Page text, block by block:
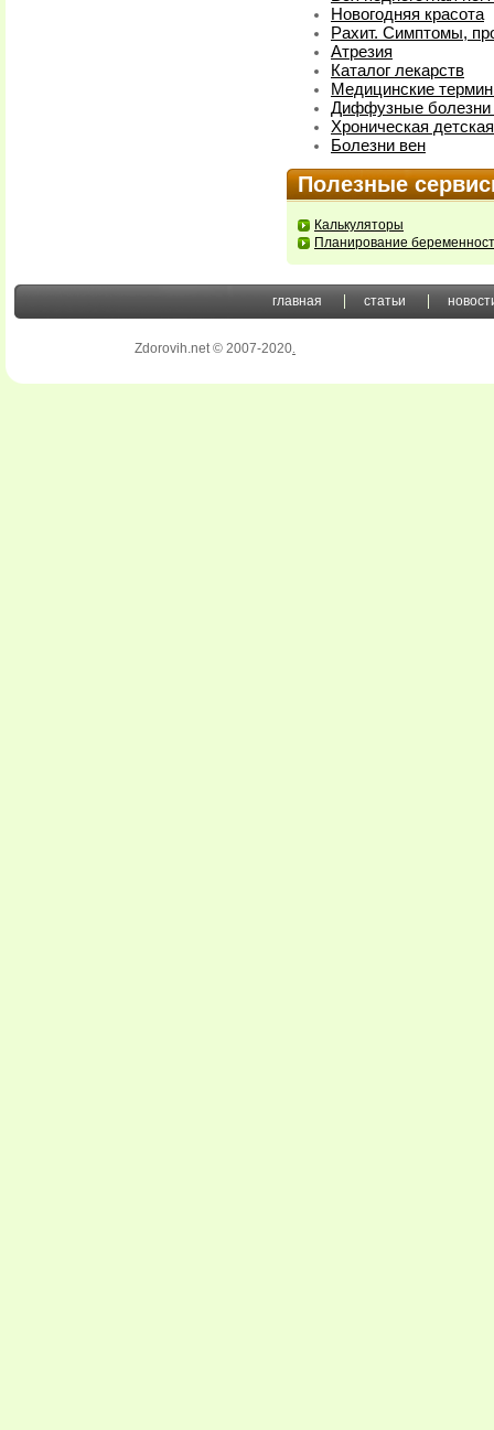
Новогодняя красота
Рахит. Симптомы,
Атрезия
Каталог лекарств
Медицинские
Диффузные болезни
Хроническая
Болезни вен
Полезные
Калькуляторы
Планирование
главная статьи
Zdorovih.net © 2007-2020